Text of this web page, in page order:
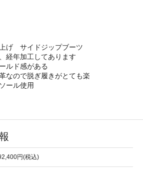
げ サイドジップブーツ
経年加工してあります
ルド感がある
なので脱ぎ履きがとても楽
ール使用
円(税込)